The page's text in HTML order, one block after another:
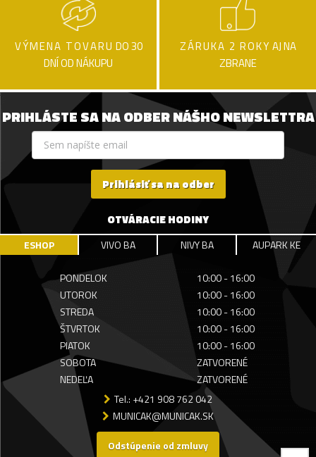
VÝMENA TOVARU DO 30
DNÍ OD NÁKUPU
ZÁRUKA 2 ROKY AJ NA
ZBRANE
PRIHLÁSTE SA NA ODBER NÁŠHO NEWSLETTRA
Prihlásiť sa na odber
OTVÁRACIE HODINY
ESHOP VIVO BA NIVY BA AUPARK KE
PONDELOK
10:00 - 16:00
UTOROK
10:00 - 16:00
STREDA
10:00 - 16:00
ŠTVRTOK
10:00 - 16:00
PIATOK
10:00 - 16:00
SOBOTA
ZATVORENÉ
NEDEĽA
ZATVORENÉ
Tel.: +421 908 762 042
MUNICAK@MUNICAK.SK
Odstúpenie od zmluvy